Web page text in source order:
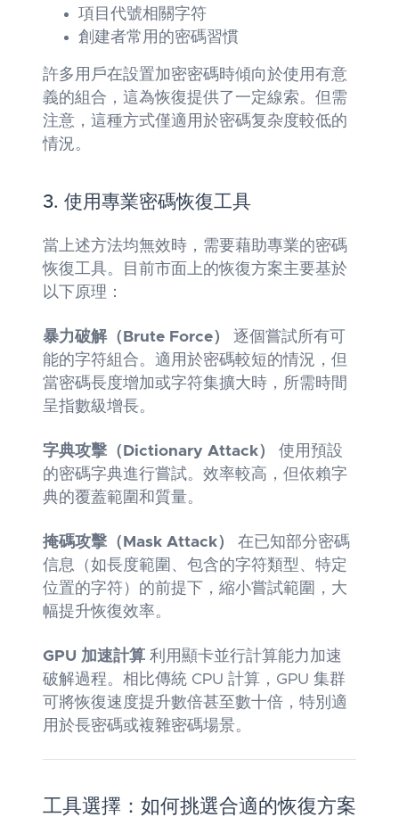
項目代號相關字符
創建者常用的密碼習慣
許多用戶在設置加密密碼時傾向於使用有意
義的組合，這為恢復提供了一定線索。但需
注意，這種方式僅適用於密碼复杂度較低的
情況。
3. 使用專業密碼恢復工具
當上述方法均無效時，需要藉助專業的密碼
恢復工具。目前市面上的恢復方案主要基於
以下原理：
暴力破解（Brute Force）
逐個嘗試所有可
能的字符組合。適用於密碼較短的情況，但
當密碼長度增加或字符集擴大時，所需時間
呈指數級增長。
字典攻擊（Dictionary Attack）
使用預設
的密碼字典進行嘗試。效率較高，但依賴字
典的覆蓋範圍和質量。
掩碼攻擊（Mask Attack）
在已知部分密碼
信息（如長度範圍、包含的字符類型、特定
位置的字符）的前提下，縮小嘗試範圍，大
幅提升恢復效率。
GPU 加速計算 利用顯卡並行計算能力加速
破解過程。相比傳統 CPU 計算，GPU 集群
可將恢復速度提升數倍甚至數十倍，特別適
用於長密碼或複雜密碼場景。
工具選擇：如何挑選合適的恢復方案